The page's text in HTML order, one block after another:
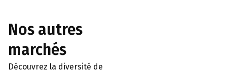
Nos autres
marchés
Découvrez la diversité de